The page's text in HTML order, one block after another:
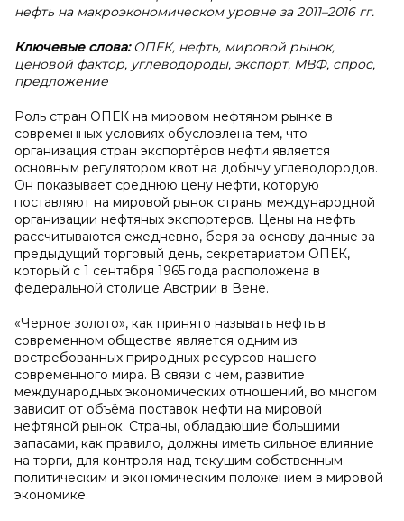
нефть на макроэкономическом уровне за 2011–2016 гг.
Ключевые слова:ОПЕК, нефть, мировой рынок,
ценовой фактор, углеводороды, экспорт, МВФ, спрос,
предложение
Роль стран ОПЕК на мировом нефтяном рынке в
современных условиях обусловлена тем, что
организация стран экспортёров нефти является
основным регулятором квот на добычу углеводородов.
Он показывает среднюю цену нефти, которую
поставляют на мировой рынок страны международной
организации нефтяных экспортеров. Цены на нефть
рассчитываются ежедневно, беря за основу данные за
предыдущий торговый день, секретариатом ОПЕК,
который с 1 сентября 1965 года расположена в
федеральной столице Австрии в Вене.
«Черное золото», как принято называть нефть в
современном обществе является одним из
востребованных природных ресурсов нашего
современного мира. В связи с чем, развитие
международных экономических отношений, во многом
зависит от объёма поставок нефти на мировой
нефтяной рынок. Страны, обладающие большими
запасами, как правило, должны иметь сильное влияние
на торги, для контроля над текущим собственным
политическим и экономическим положением в мировой
экономике.